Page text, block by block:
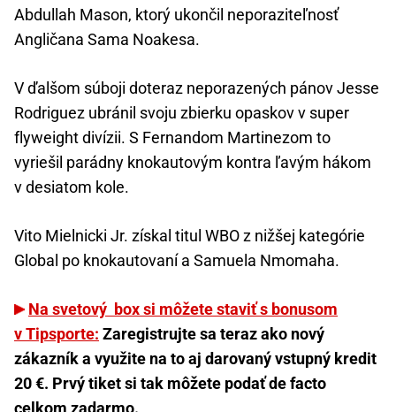
Abdullah Mason, ktorý ukončil neporaziteľnosť
Angličana Sama Noakesa.
V ďalšom súboji doteraz neporazených pánov Jesse
Rodriguez ubránil svoju zbierku opaskov v super
flyweight divízii. S Fernandom Martinezom to
vyriešil parádny knokautovým kontra ľavým hákom
v desiatom kole.
Vito Mielnicki Jr. získal titul WBO z nižšej kategórie
Global po knokautovaní a Samuela Nmomaha.
Na svetový box si môžete staviť s bonusom
v Tipsporte: Zaregistrujte sa teraz ako nový
zákazník a využite na to aj darovaný vstupný kredit
20 €. Prvý tiket si tak môžete podať de facto
celkom zadarmo.